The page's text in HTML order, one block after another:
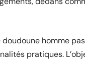
doudoune homme
pratiques.